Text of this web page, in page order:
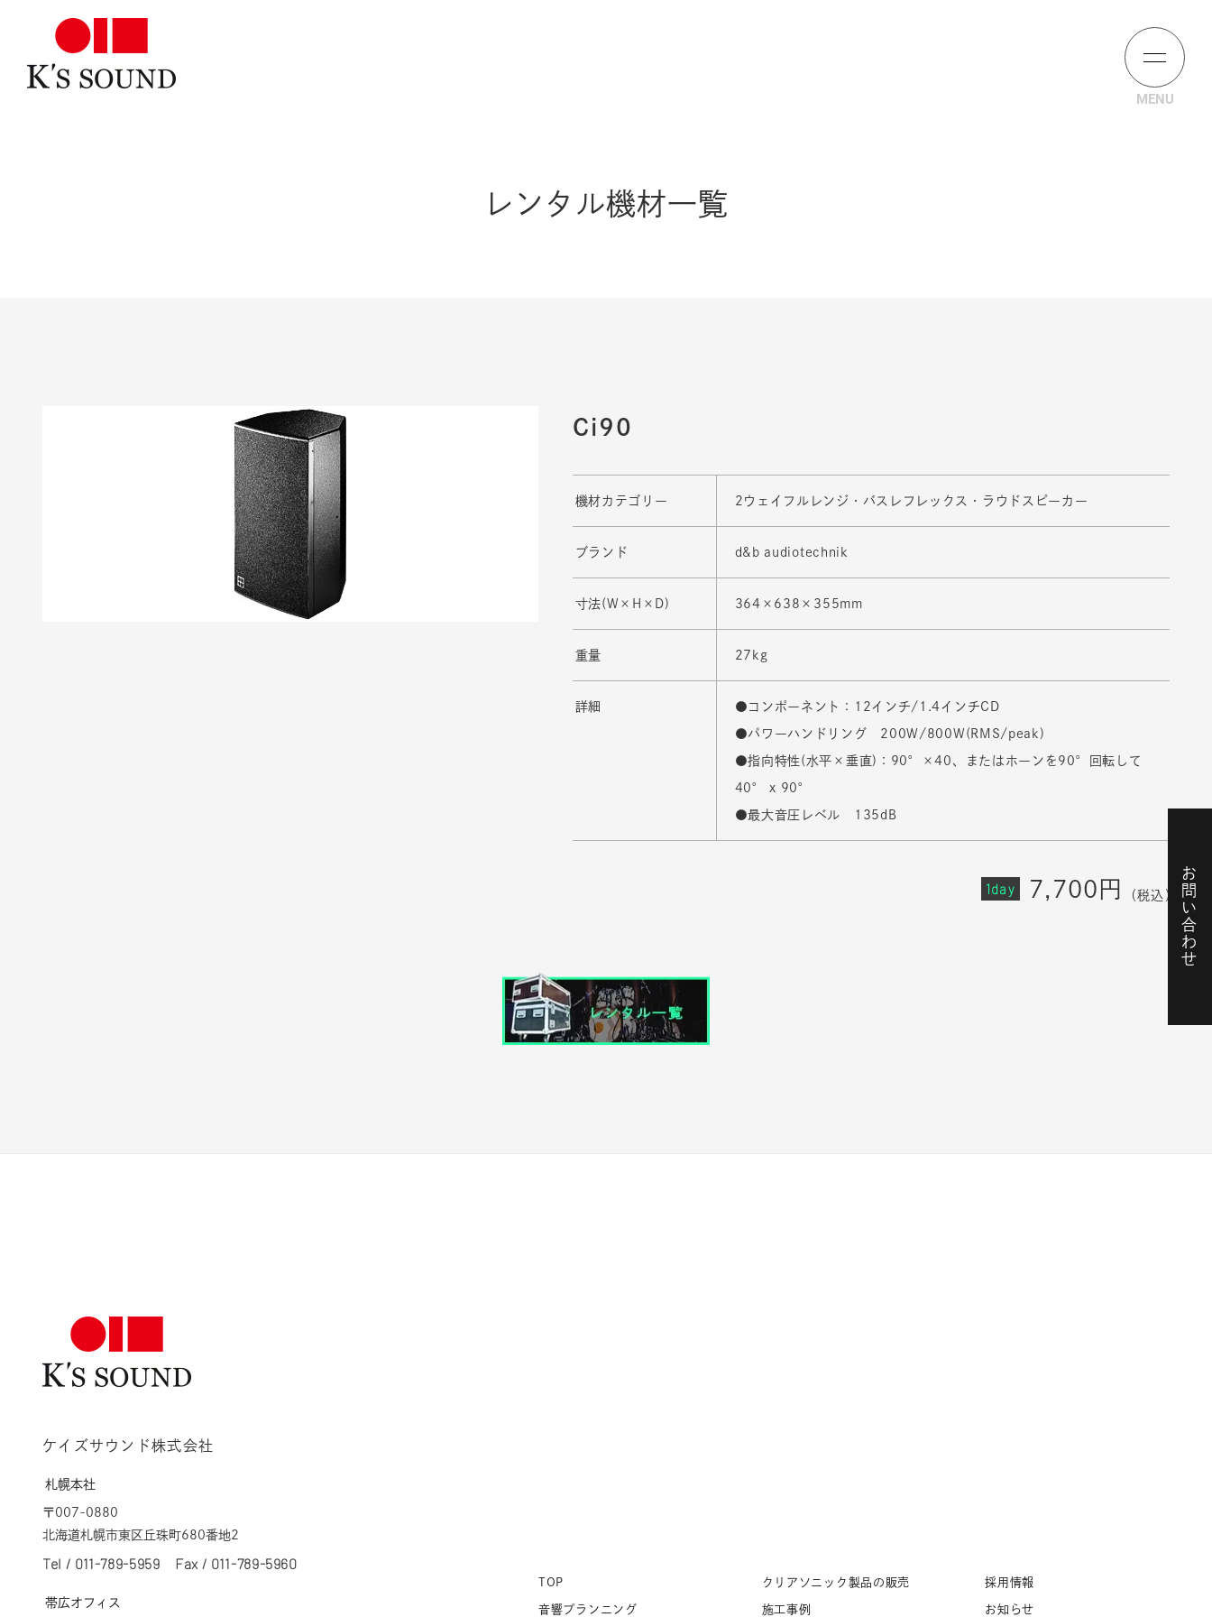
お問い合わせ
レンタル機材一覧
Ci90
機材カテゴリー 2ウェイフルレンジ・バスレフレックス・ラウドスピーカー
ブランド d&b audiotechnik
寸法(W×H×D) 364×638×355mm
重量 27kg
詳細 ●コンポーネント：12インチ/1.4インチCD
●パワーハンドリング 200W/800W(RMS/peak)
●指向特性(水平×垂直)：90°×40、またはホーンを90°回転して
40° x 90°
●最大音圧レベル 135dB
1day 7,700円 （税込）
ケイズサウンド株式会社
札幌本社
〒007-0880
北海道札幌市東区丘珠町680番地2
Tel / 011-789-5959 Fax / 011-789-5960
帯広オフィス
TOP
音響プランニング
クリアソニック製品の販売
施工事例
採用情報
お知らせ